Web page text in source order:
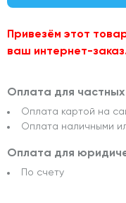
Привезём этот
ваш интернет-
Оплата для частных
Оплата картой на
Оплата наличными
Оплата для
По счету